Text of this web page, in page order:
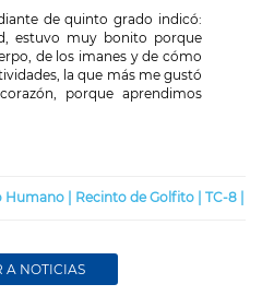
de quinto grado indicó:
estuvo muy bonito porque
de los imanes y de cómo
la que más me gustó
porque aprendimos
| Recinto de Golfito | TC-8 |
A NOTICIAS